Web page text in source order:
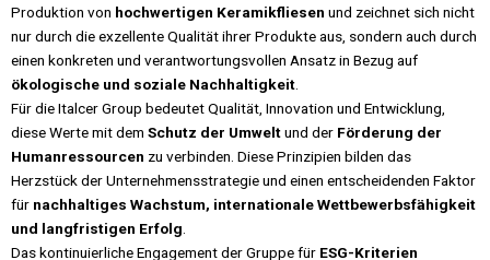
Produktion von hochwertigen Keramikfliesen und zeichnet sich nicht
nur durch die exzellente Qualität ihrer Produkte aus, sondern auch durch
einen konkreten und verantwortungsvollen Ansatz in Bezug auf
ökologische und soziale Nachhaltigkeit
Für die Italcer Group bedeutet Qualität, Innovation und Entwicklung,
diese Werte mit dem Schutz der Umweltund der Förderung der
Humanressourcen zu verbinden. Diese Prinzipien bilden das
Herzstück der Unternehmensstrategie und einen entscheidenden Faktor
für nachhaltiges Wachstum, internationale Wettbewerbsfähigkeit
und langfristigen Erfolg
Das kontinuierliche Engagement der Gruppe für ESG-Kriterien